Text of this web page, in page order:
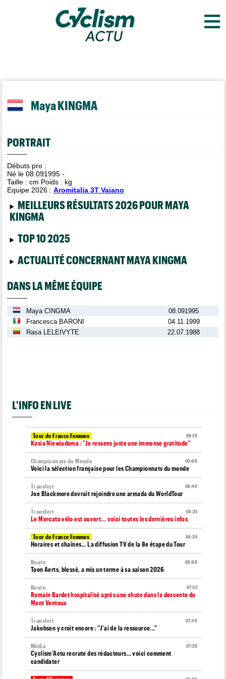
≡
Maya KINGMA
PORTRAIT
Débuts pro :
Né le 08.091995 -
Taille :cm Poids : kg
Equipe 2026 :Aromitalia 3T Vaiano
MEILLEURS RÉSULTATS 2026 POUR MAYA
KINGMA
TOP 10 2025
ACTUALITÉ CONCERNANT MAYA KINGMA
DANS LA MÊME ÉQUIPE
Maya CINGMA
08.091995
Francesca BARONI
04.11.1999
Rasa LELEIVYTE
22.07.1988
L'INFO EN LIVE
09:19
Tour de France Femmes
Kasia Niewiadoma : "Je ressens juste une immense gratitude"
09:00
Championnats du Monde
Voici la sélection française pour les Championnats du monde
08:40
Transfert
Joe Blackmore devrait rejoindre une armada du WorldTour
08:35
Transfert
Le Mercato vélo est ouvert... voici toutes les dernières infos
08:20
Tour de France Femmes
Horaires et chaînes… La diffusion TV de la 8e étape du Tour
08:00
Route
Toon Aerts, blessé, a mis un terme à sa saison 2026
07:53
Route
Romain Bardet hospitalisé après une chute dans la descente du
Mont Ventoux
07:40
Transfert
Jakobsen y croit encore : "J'ai de la ressource..."
07:20
Média
Cyclism’Actu recrute des rédacteurs… voici comment
candidater